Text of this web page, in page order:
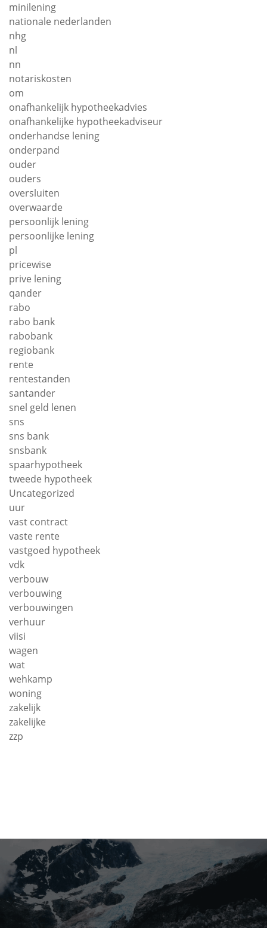
minilening
nationale nederlanden
nhg
nl
nn
notariskosten
om
onafhankelijk hypotheekadvies
onafhankelijke hypotheekadviseur
onderhandse lening
onderpand
ouder
ouders
oversluiten
overwaarde
persoonlijk lening
persoonlijke lening
pl
pricewise
prive lening
qander
rabo
rabo bank
rabobank
regiobank
rente
rentestanden
santander
snel geld lenen
sns
sns bank
snsbank
spaarhypotheek
tweede hypotheek
Uncategorized
uur
vast contract
vaste rente
vastgoed hypotheek
vdk
verbouw
verbouwing
verbouwingen
verhuur
viisi
wagen
wat
wehkamp
woning
zakelijk
zakelijke
zzp